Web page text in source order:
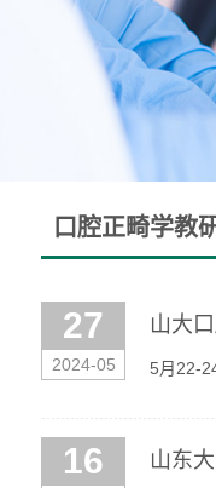
口腔正畸学教
27
2024-05
山大
5月22-
16 山东